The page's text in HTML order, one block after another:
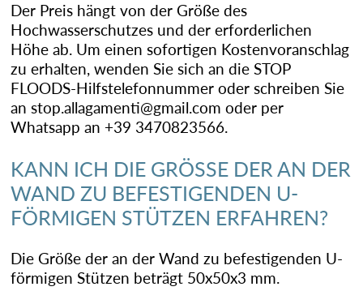
Der Preis hängt von der Größe des
Hochwasserschutzes und der erforderlichen
Höhe ab. Um einen sofortigen Kostenvoranschlag
zu erhalten, wenden Sie sich an die STOP
FLOODS-Hilfstelefonnummer oder schreiben Sie
an stop.allagamenti@gmail.com oder per
Whatsapp an +39 3470823566.
KANN ICH DIE GRÖSSE DER AN DER
WAND ZU BEFESTIGENDEN U-
FÖRMIGEN STÜTZEN ERFAHREN?
Die Größe der an der Wand zu befestigenden U-
förmigen Stützen beträgt 50x50x3 mm.